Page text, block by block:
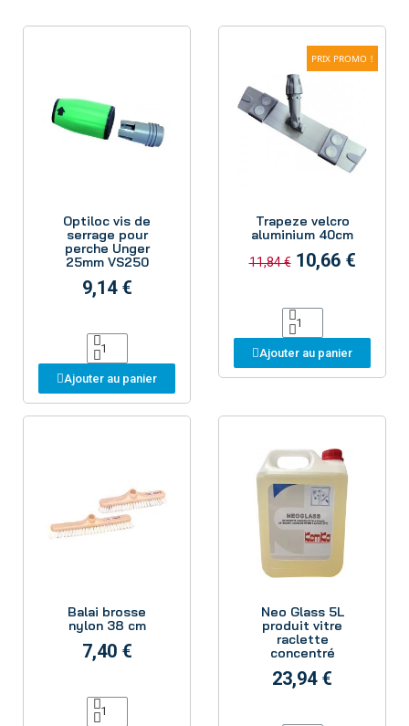
Optiloc vis de
serrage pour
perche Unger
25mm VS250
9,14 €
Ajouter au panier
PRIX PROMO !
Trapeze velcro
aluminium 40cm
11,84 € 10,66 €
Ajouter au panier
Balai brosse
nylon 38 cm
7,40 €
Neo Glass 5L
produit vitre
raclette
concentré
23,94 €